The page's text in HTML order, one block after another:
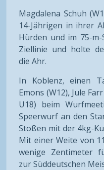
Magdalena Schuh
14-Jährigen in ihrer
Hürden und im 75-
Ziellinie und holte
die Ahr.
In Koblenz, einen
Emons (W12), Jule
U18) beim
Speerwurf an den
Stoßen mit der 4kg-
Mit einer Weite von
wenige Zentimeter
zur Süddeutschen